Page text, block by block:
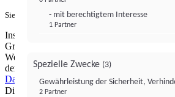
Sie haben ein PUR-Abo?Hier anmelden.
Institutional Money mit Werbung: Wir
Gründen die Möglichkeit, unsere Webseite
Werbeplatz zur Verfügung zu stellen. Über
der Verantwortung von uns liegen, können
Datenschutzerklärungnäher informieren.
Dienste nutzen wir Technologien von
- mit berechtigtem Interesse
1 Partner
Spezielle Zwecke (3)
Gewährleistung der Sicherheit,
2 Partner